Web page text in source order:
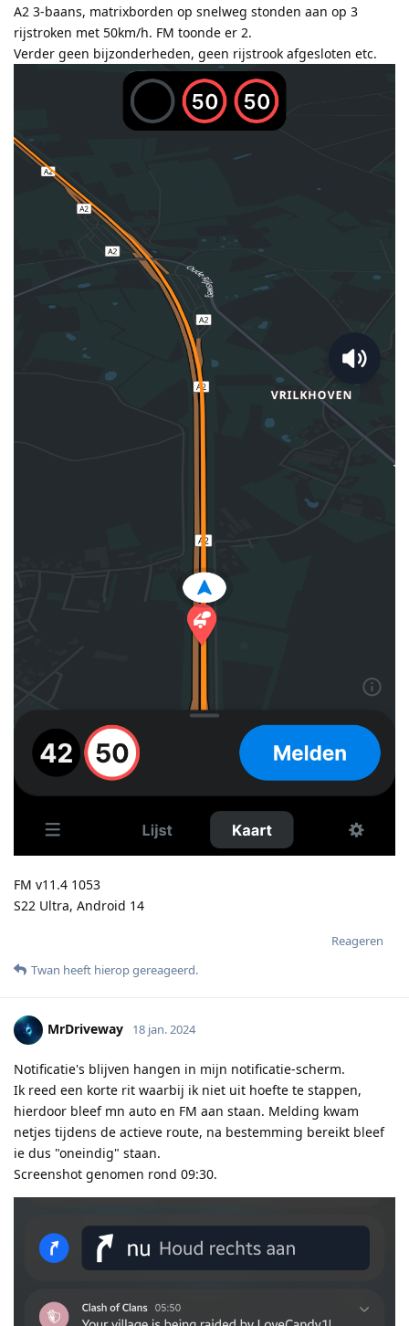
A2 3-baans, matrixborden op snelweg stonden aan op 3
rijstroken met 50km/h. FM toonde er 2.
Verder geen bijzonderheden, geen rijstrook afgesloten etc.
FM v11.4 1053
S22 Ultra, Android 14
Reageren
Twan heeft hierop gereageerd.
MrDriveway 18 jan. 2024
Notificatie's blijven hangen in mijn notificatie-scherm.
Ik reed een korte rit waarbij ik niet uit hoefte te stappen,
hierdoor bleef mn auto en FM aan staan. Melding kwam
netjes tijdens de actieve route, na bestemming bereikt bleef
ie dus "oneindig" staan.
Screenshot genomen rond 09:30.